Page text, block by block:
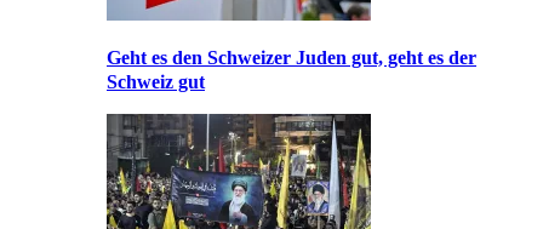
Geht es den Schweizer Juden gut, geht es der
Schweiz gut